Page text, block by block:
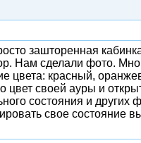
зашторенная
Нам сделали фото.
цвета: красный,
своей ауры и
состояния и других
свое состояние